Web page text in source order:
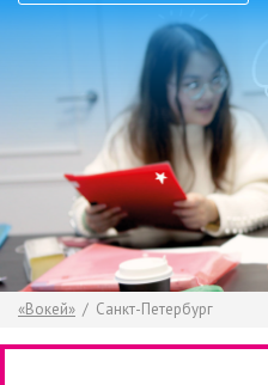
«Вокей» / Санкт-Петербург